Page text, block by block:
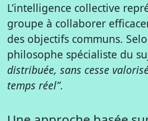
L’intelligence collective
groupe à collaborer
des objectifs communs.
philosophe spécialiste du
distribuée, sans cesse
temps réel”.